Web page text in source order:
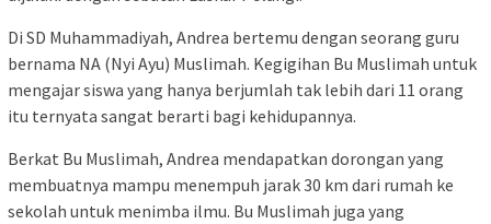
Di SD Muhammadiyah, Andrea bertemu dengan seorang guru
bernama NA (Nyi Ayu) Muslimah. Kegigihan Bu Muslimah untuk
mengajar siswa yang hanya berjumlah tak lebih dari 11 orang
itu ternyata sangat berarti bagi kehidupannya.
Berkat Bu Muslimah, Andrea mendapatkan dorongan yang
membuatnya mampu menempuh jarak 30 km dari rumah ke
sekolah untuk menimba ilmu. Bu Muslimah juga yang